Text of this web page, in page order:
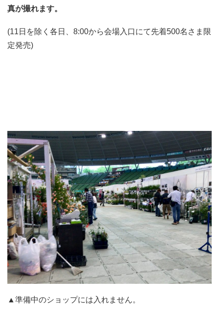
真が撮れます。
(11日を除く各日、8:00から会場入口にて先着500名さま限
定発売)
▲準備中のショップには入れません。